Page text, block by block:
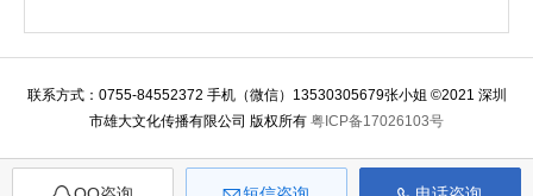
联系方式：0755-84552372 手机（微信）13530305679张小姐 ©2021 深圳
市雄大文化传播有限公司 版权所有 粤ICP备17026103号